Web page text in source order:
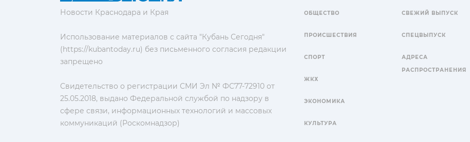
Новости Краснодара и Края
Использование материалов с сайта "Кубань Сегодня"
(https://kubantoday.ru) без письменного согласия редакции
запрещено
Свидетельство о регистрации СМИ Эл № ФС77-72910 от
25.05.2018, выдано Федеральной службой по надзору в
сфере связи, информационных технологий и массовых
коммуникаций (Роскомнадзор)
ОБЩЕСТВО
ПРОИСШЕСТВИЯ
СПОРТ
ЖКХ
ЭКОНОМИКА
КУЛЬТУРА
СВЕЖИЙ ВЫПУСК
СПЕЦВЫПУСК
АДРЕСА
РАСПРОСТРАНЕНИЯ